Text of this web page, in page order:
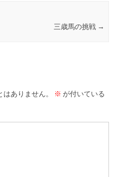
三歳馬の挑戦 →
ありません。 ※ が付いている